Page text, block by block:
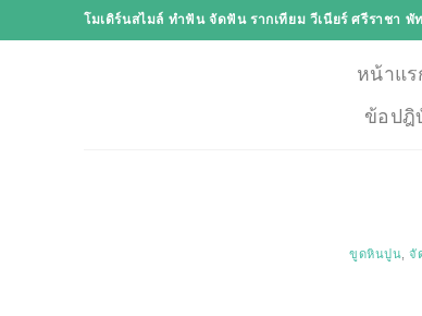
to
โมเดิร์นสไมล์ ทำฟัน จัดฟัน รากเทียม วีเนียร์ ศรีราชา พั
หน้าแร
ข้อปฎิ
ขูดหินปูน ,จั